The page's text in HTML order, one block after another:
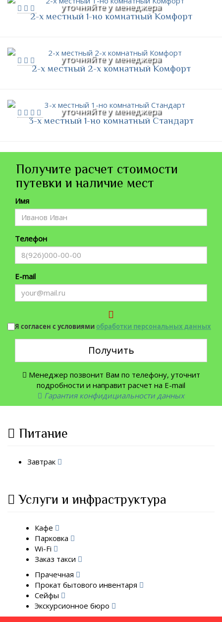
уточняйте у менеджера
2-х местный 1-но комнатный Комфорт
уточняйте у менеджера
2-х местный 2-х комнатный Комфорт
уточняйте у менеджера
3-х местный 1-но комнатный Стандарт
Получите расчет стоимости
путевки и наличие мест
Имя
Телефон
E-mail
Я согласен с условиямиобработки персональных данных
Получить
Менеджер позвонит Вам по телефону, уточнит
подробности и направит расчет на E-mail
Гарантия конфидициальности данных
Питание
Завтрак
Услуги и инфраструктура
Кафе
Парковка
Wi-Fi
Заказ такси
Прачечная
Прокат бытового инвентаря
Сейфы
Экскурсионное бюро